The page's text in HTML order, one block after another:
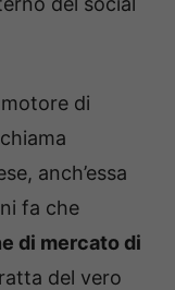
di
anch’essa
fa che
di mercato di
del vero